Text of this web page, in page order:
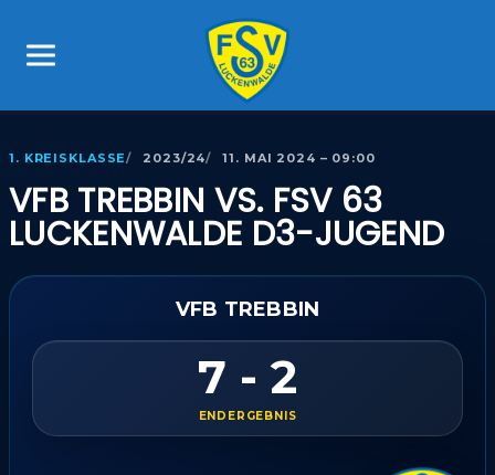
1. KREISKLASSE 2023/24 11. MAI 2024 – 09:00
VFB TREBBIN VS. FSV 63
LUCKENWALDE D3-JUGEND
VFB TREBBIN
7 - 2
ENDERGEBNIS